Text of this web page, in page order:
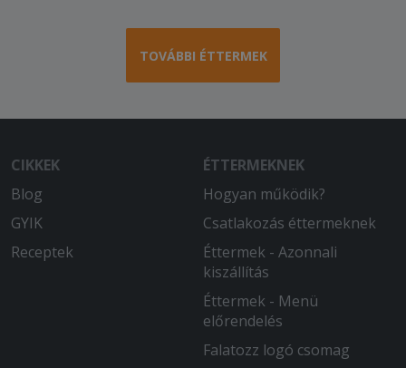
TOVÁBBI ÉTTERMEK
CIKKEK
Blog
GYIK
Receptek
ÉTTERMEKNEK
Hogyan működik?
Csatlakozás éttermeknek
Éttermek - Azonnali
kiszállítás
Éttermek - Menü
előrendelés
Falatozz logó csomag